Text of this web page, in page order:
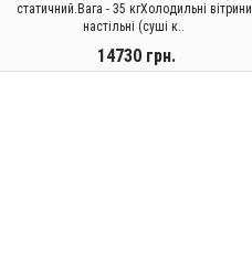
статичний.Вага - 35 кгХолодильні вітрини
настільні (суші к..
14730 грн.